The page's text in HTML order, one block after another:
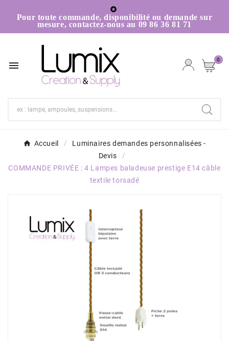

Pour toute commande, disponibilité ou demande sur
mesure, contactez-nous au 09 86 36 81 71
 0
Accueil
Luminaires demandes personnalisées -
Devis
COMMANDE PRIVÉE : 4 Lampes baladeuse prestige E14 câble
textile torsadé